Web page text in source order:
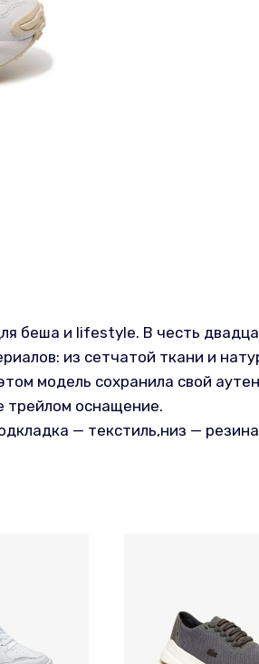
беша и lifestyle. В честь
из сетчатой ткани и
модель сохранила свой
трейлом оснащение.
— текстиль,низ — резина